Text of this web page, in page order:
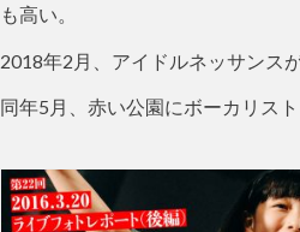
も高い。
2018年2月、アイドルネッサンスが
同年5月、赤い公園にボーカリスト